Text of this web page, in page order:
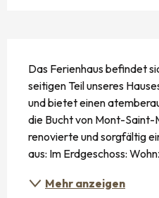
Das Ferienhaus befindet
seitigen Teil unseres
und bietet einen
die Bucht von Mont-Saint-
renovierte und sorgfältig
aus: Im Erdgeschoss:
Mehr anzeigen